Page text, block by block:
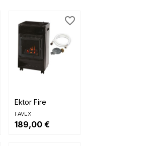
100
Ektor Fire
FAVEX
189,00 €
favorite_border